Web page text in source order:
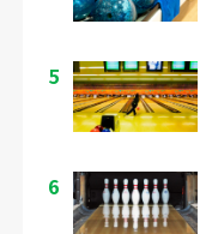
5
6